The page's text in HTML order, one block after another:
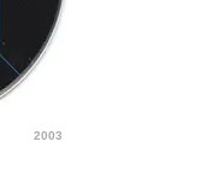
2003